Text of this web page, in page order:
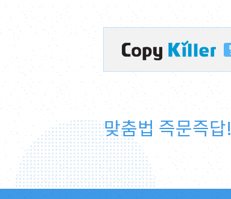
맞춤법 즉문즉답!